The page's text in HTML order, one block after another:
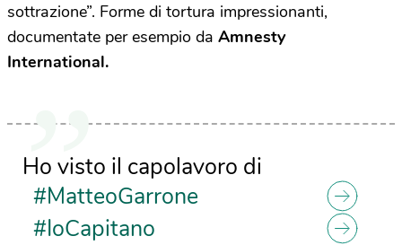
sottrazione”. Forme di tortura impressionanti,
documentate per esempio da Amnesty
International.
Ho visto il capolavoro di
#MatteoGarrone
#IoCapitano